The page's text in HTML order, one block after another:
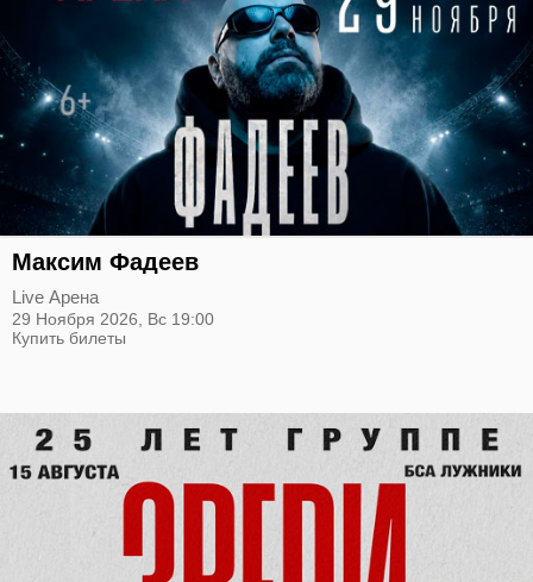
Максим Фадеев
Live Арена
29 Ноября 2026, Вс 19:00
Купить билеты